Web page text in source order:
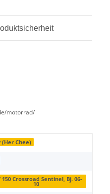
motorrad/
(Her Chee)
150 Crossroad Sentinel, Bj. 06-
10